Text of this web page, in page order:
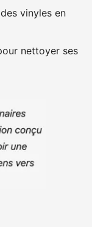
vinyles en
nettoyer ses